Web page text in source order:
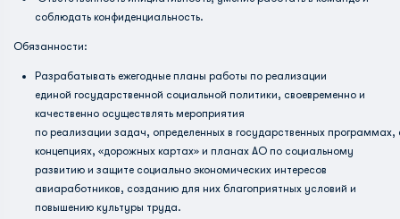
соблюдать конфиденциальность.
Обязанности:
Разрабатывать ежегодные планы работы по реализации
единой государственной социальной политики, своевременно и
качественно осуществлять мероприятия
по реализации задач, определенных в государственных программах,
концепциях, «дорожных картах» и планах АО по социальному
развитию и защите социально­ экономических интересов
авиаработников, созданию для них благоприятных условий и
повышению культуры труда.